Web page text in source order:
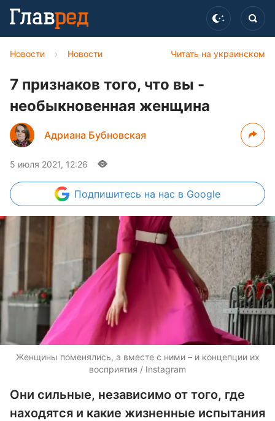
Читать на украинском
Новости › Новости
7 признаков того, что вы -
необыкновенная женщина
Адриана Бубновская
5 июля 2021, 12:26
Подпишитесь на нас в Google
Женщины поменялись, а вместе с ними – и концепции их
восприятия / Instagram
Они сильные, независимо от того, где
находятся и какие жизненные испытания